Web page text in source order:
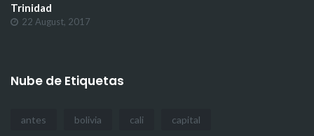
Trinidad
22 August, 2017
Nube de Etiquetas
antes bolivia cali capital